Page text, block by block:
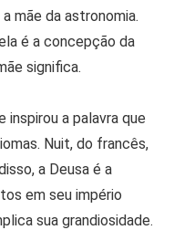
mãe da astronomia.
é a concepção da
significa.
inspirou a palavra que
Nuit, do francês,
a Deusa é a
em seu império
sua grandiosidade.